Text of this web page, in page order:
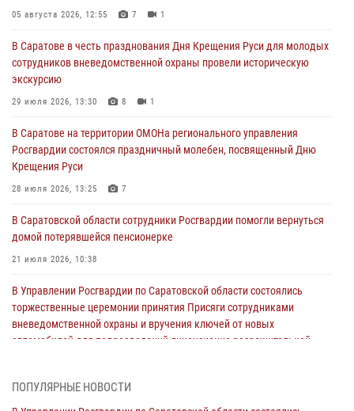
05 августа 2026, 12:55 7 1
В Саратове в честь празднования Дня Крещения Руси для молодых
сотрудников вневедомственной охраны провели историческую
экскурсию
29 июля 2026, 13:30 8 1
В Саратове на территории ОМОНа регионального управления
Росгвардии состоялся праздничный молебен, посвященный Дню
Крещения Руси
28 июля 2026, 13:25 7
В Саратовской области сотрудники Росгвардии помогли вернуться
домой потерявшейся пенсионерке
21 июля 2026, 10:38
В Управлении Росгвардии по Саратовской области состоялись
торжественные церемонии принятия Присяги сотрудниками
вневедомственной охраны и вручения ключей от новых
автомобилей для подразделений лицензионно-разрешительной
ПОПУЛЯРНЫЕ НОВОСТИ